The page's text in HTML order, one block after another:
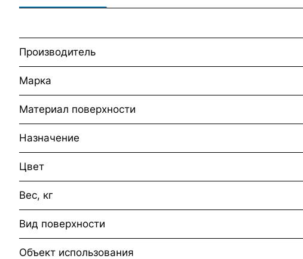
Производитель
Марка
Материал поверхности
Назначение
Цвет
Вес, кг
Вид поверхности
Объект использования